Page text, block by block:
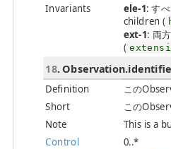
Invariants
ele-1: す
children (
ext-1: 両
(
18.
Definition
この
Short
この
Note
This is a
Control
0..*